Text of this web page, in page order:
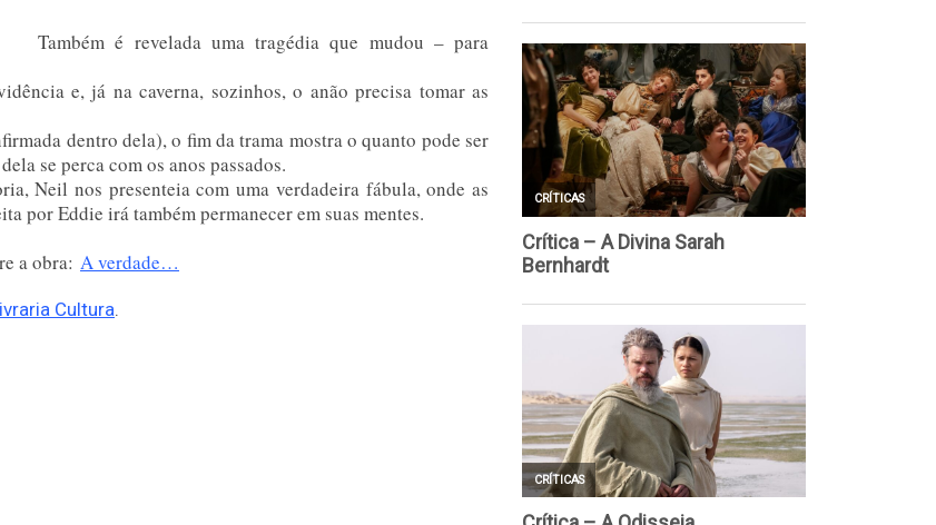
Também é revelada uma tragédia que mudou – para
e, já na caverna, sozinhos, o anão precisa tomar as
dentro dela), o fim da trama mostra o quanto pode ser
se perca com os anos passados.
Neil nos presenteia com uma verdadeira fábula, onde as
por Eddie irá também permanecer em suas mentes.
a obra: A verdade…
Cultura.